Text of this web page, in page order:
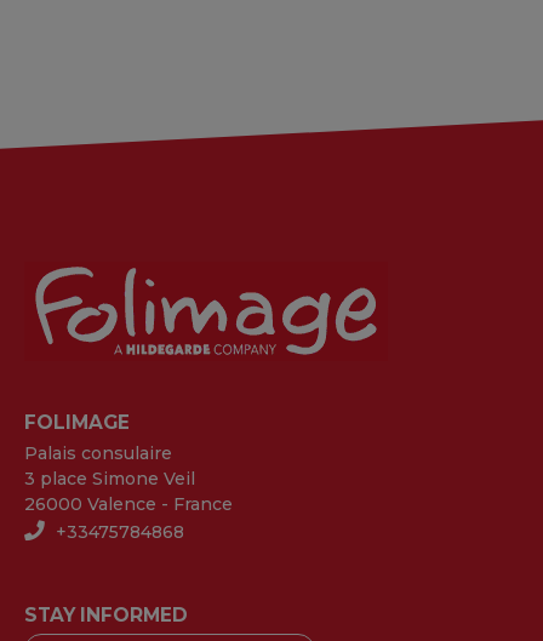
FOLIMAGE
Palais consulaire
3 place Simone Veil
26000 Valence - France
+33475784868
STAY INFORMED